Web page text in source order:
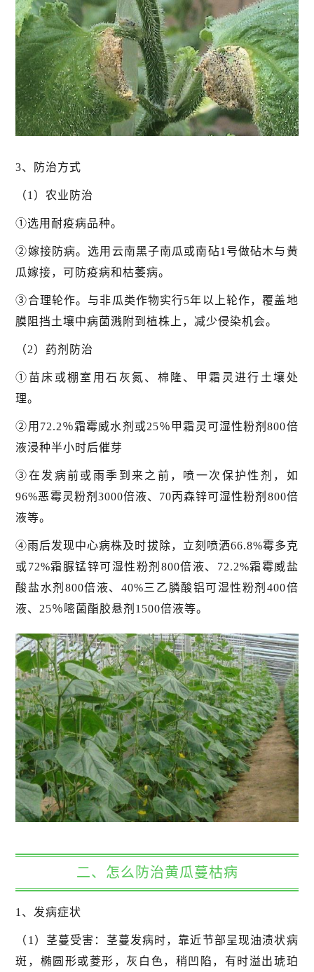
3、防治方式
（1）农业防治
①选用耐疫病品种。
②嫁接防病。选用云南黑子南瓜或南砧1号做砧木与黄
瓜嫁接，可防疫病和枯萎病。
③合理轮作。与非瓜类作物实行5年以上轮作，覆盖地
膜阻挡土壤中病菌溅附到植株上，减少侵染机会。
（2）药剂防治
①苗床或棚室用石灰氮、棉隆、甲霜灵进行土壤处
理。
②用72.2％霜霉威水剂或25％甲霜灵可湿性粉剂800倍
液浸种半小时后催芽
③在发病前或雨季到来之前，喷一次保护性剂，如
96%恶霉灵粉剂3000倍液、70丙森锌可湿性粉剂800倍
液等。
④雨后发现中心病株及时拔除，立刻喷洒66.8%霉多克
或72%霜脲锰锌可湿性粉剂800倍液、72.2%霜霉威盐
酸盐水剂800倍液、40%三乙膦酸铝可湿性粉剂400倍
液、25％嘧菌酯胶悬剂1500倍液等。
二、怎么防治黄瓜蔓枯病
1、发病症状
（1）茎蔓受害：茎蔓发病时，靠近节部呈现油渍状病
斑，椭圆形或菱形，灰白色，稍凹陷，有时溢出琥珀